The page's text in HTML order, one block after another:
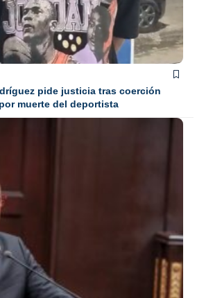
pide justicia tras coerción
muerte del deportista